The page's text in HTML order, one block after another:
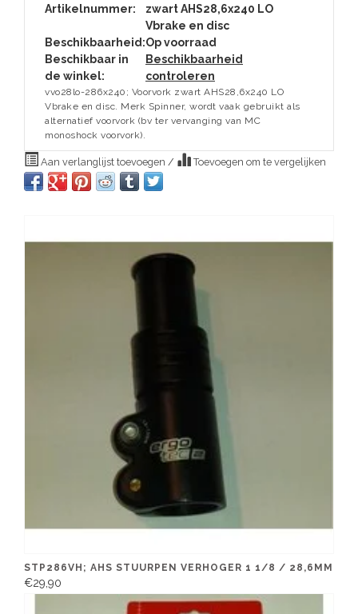
Artikelnummer:
zwart AHS28,6x240 LO
Vbrake en disc
Beschikbaarheid:Op voorraad
Beschikbaar in
de winkel:
Beschikbaarheid
controleren
vvo28lo-286x240; Voorvork zwart AHS28,6x240 LO
Vbrake en disc. Merk Spinner, wordt vaak gebruikt als
alternatief voorvork (bv ter vervanging van MC
monoshock voorvork).
Aan verlanglijst toevoegen / Toevoegen om te vergelijken
STP286VH; AHS STUURPEN VERHOGER 1 1/8 / 28,6MM
€29,90